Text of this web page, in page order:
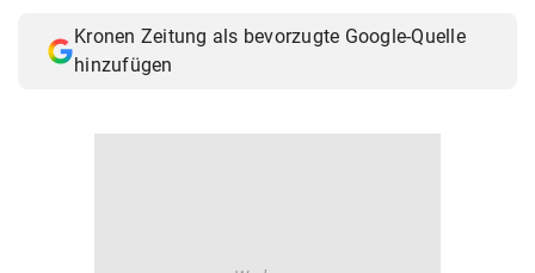
Kronen Zeitung als bevorzugte Google-Quelle
hinzufügen